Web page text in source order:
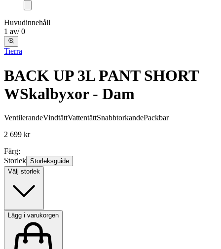
Huvudinnehåll
1 av/ 0
Tierra
BACK UP 3L PANT SHORT
WSkalbyxor - Dam
VentilerandeVindtättVattentättSnabbtorkandePackbar
2 699 kr
Färg:
Storlek Storleksguide
Välj storlek
Lägg i varukorgen